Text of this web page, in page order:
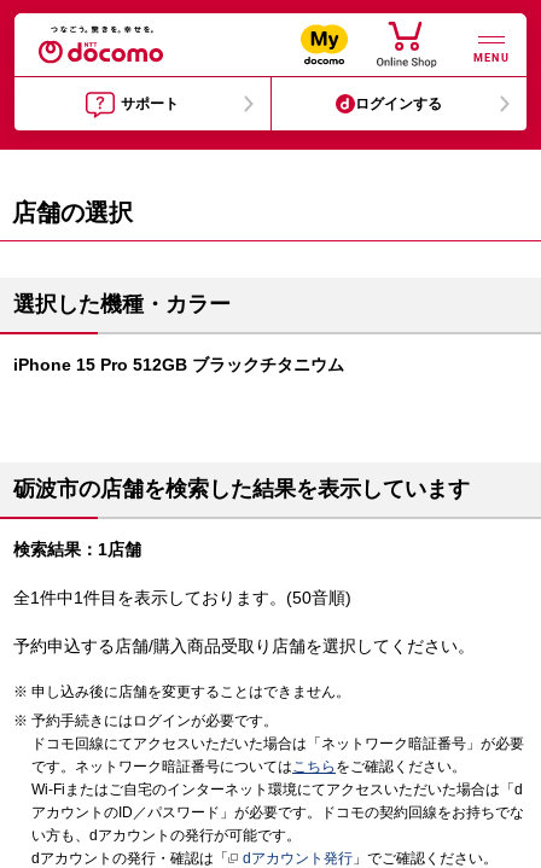
MENU
サポート ログインする
店舗の選択
選択した機種・カラー
iPhone 15 Pro 512GB ブラックチタニウム
砺波市の店舗を検索した結果を表示しています
検索結果：1店舗
全1件中1件目を表示しております。(50音順)
予約申込する店舗/購入商品受取り店舗を選択してください。
申し込み後に店舗を変更することはできません。
予約手続きにはログインが必要です。
ドコモ回線にてアクセスいただいた場合は「ネットワーク暗証番号」が必要
です。ネットワーク暗証番号についてはこちら をご確認ください。
Wi-Fiまたはご自宅のインターネット環境にてアクセスいただいた場合は「d
アカウントのID／パスワード」が必要です。ドコモの契約回線をお持ちでな
い方も、dアカウントの発行が可能です。
dアカウントの発行・確認は「
dアカウント発行 」でご確認ください。